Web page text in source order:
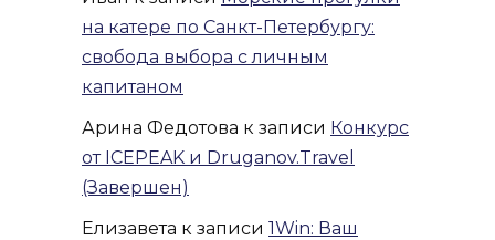
на катере по Санкт-Петербургу:
свобода выбора с личным
капитаном
Арина Федотова к записи Конкурс
от ICEPEAK и Druganov.Travel
(Завершен)
Елизавета к записи 1Win: Ваш